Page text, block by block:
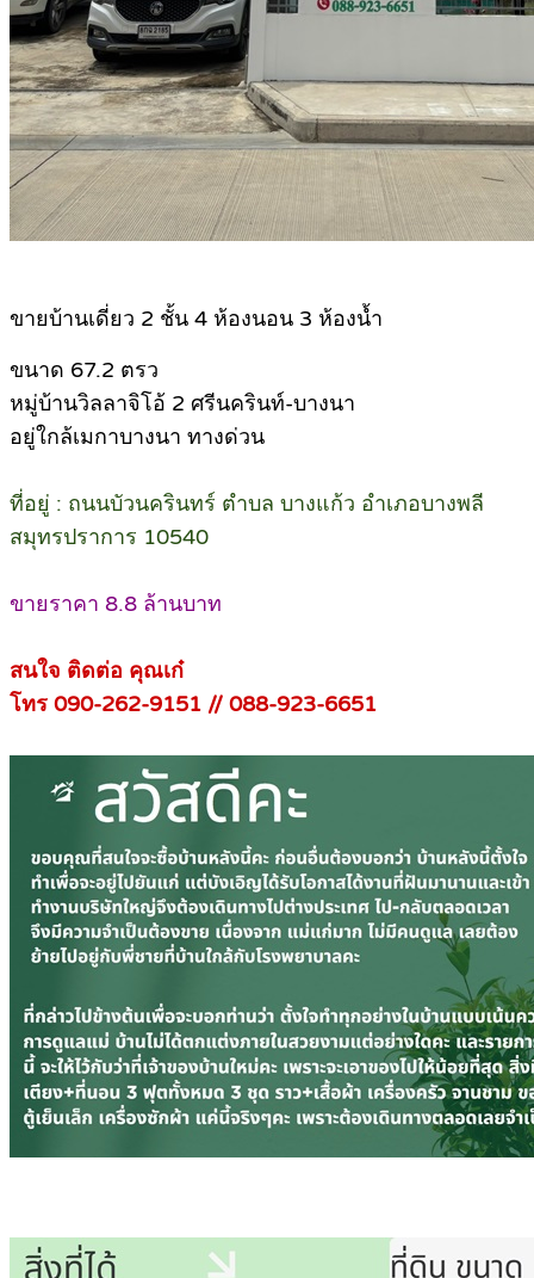
ขายบ้านเดี่ยว 2 ชั้น 4 ห้องนอน 3 ห้องน้ำ
ขนาด 67.2 ตรว
หมู่บ้านวิลลาจิโอ้ 2 ศรีนครินท์-บางนา
อยู่ใกล้เมกาบางนา ทางด่วน
ที่อยู่ : ถนนบัวนครินทร์ ตำบล บางแก้ว อำเภอบางพลี
สมุทรปราการ 10540
ขายราคา 8.8 ล้านบาท
สนใจ ติดต่อ คุณเก๋
โทร 090-262-9151 // 088-923-6651